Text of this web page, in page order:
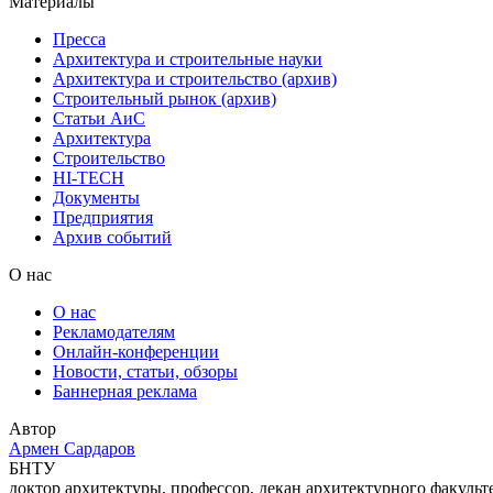
Пресса
Архитектура и строительные науки
Архитектура и строительство (архив)
Строительный рынок (архив)
Статьи АиС
Архитектура
Строительство
HI-TECH
Документы
Предприятия
Архив событий
О нас
О нас
Рекламодателям
Онлайн-конференции
Новости, статьи, обзоры
Баннерная реклама
Автор
Армен Сардаров
БНТУ
доктор архитектуры, профессор, декан архитектурного